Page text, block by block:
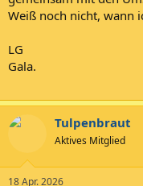
Weiß noch nicht, wann
LG
Gala.
Tulpenbraut
Aktives Mitglied
18 Apr. 2026